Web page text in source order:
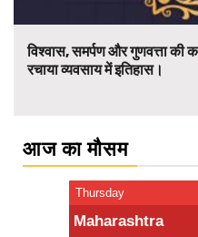
विश्वास, समर्पण और गुणवत्ता की
रचाया व्यवसाय में इतिहास।
आज का मौसम
Thursday
Maharashtra